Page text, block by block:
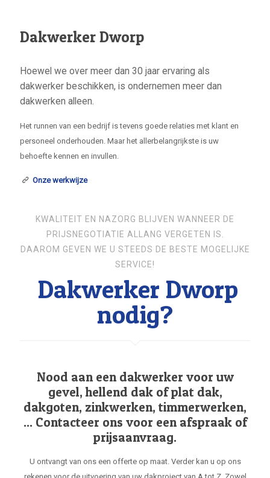
Dakwerker Dworp
Hoewel we over meer dan 30 jaar ervaring als
dakwerker beschikken, is ondernemen meer dan
dakwerken alleen.
Het runnen van een bedrijf is tevens goede relaties met klant en
personeel onderhouden. Maar het allerbelangrijkste is uw
behoefte kennen en invullen.
Onze werkwijze
KWALITEIT EN NAZORG BLIJVEN WANNEER DE
PRIJSNEGOTIATIE ALLANG VERGETEN IS.
DAAROM GEVEN WE U STEEDS DE BESTE MOGELIJKE
SERVICE!
Dakwerker Dworp
nodig?
Nood aan een dakwerker voor uw
gevel, hellend dak of plat dak,
dakgoten, zinkwerken, timmerwerken,
... Contacteer ons voor een afspraak of
prijsaanvraag.
U ontvangt van ons een offerte op maat. Verder kan u op ons